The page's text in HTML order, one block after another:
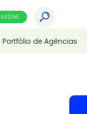
ASSINE
Portfólio de Agências